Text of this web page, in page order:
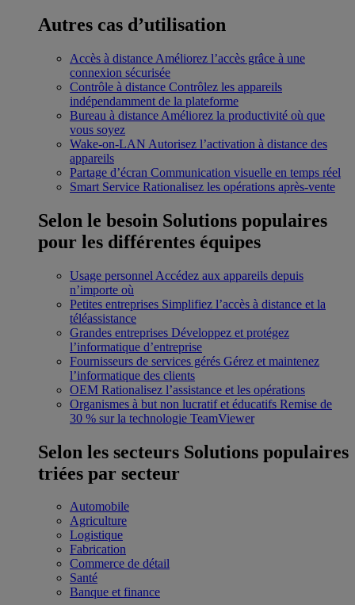
Autres cas d’utilisation
Accès à distance Améliorez l’accès grâce à une
connexion sécurisée
Contrôle à distance Contrôlez les appareils
indépendamment de la plateforme
Bureau à distance Améliorez la productivité où que
vous soyez
Wake-on-LAN Autorisez l’activation à distance des
appareils
Partage d’écran Communication visuelle en temps réel
Smart Service Rationalisez les opérations après-vente
Selon le besoin Solutions populaires
pour les différentes équipes
Usage personnel Accédez aux appareils depuis
n’importe où
Petites entreprises Simplifiez l’accès à distance et la
téléassistance
Grandes entreprises Développez et protégez
l’informatique d’entreprise
Fournisseurs de services gérés Gérez et maintenez
l’informatique des clients
OEM Rationalisez l’assistance et les opérations
Organismes à but non lucratif et éducatifs Remise de
30 % sur la technologie TeamViewer
Selon les secteurs Solutions populaires
triées par secteur
Automobile
Agriculture
Logistique
Fabrication
Commerce de détail
Santé
Banque et finance